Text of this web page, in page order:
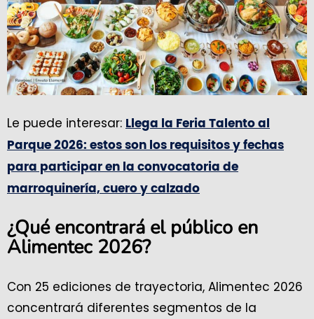
Le puede interesar: Llega la Feria Talento al
Parque 2026: estos son los requisitos y fechas
para participar en la convocatoria de
marroquinería, cuero y calzado
¿Qué encontrará el público en
Alimentec 2026?
Con 25 ediciones de trayectoria, Alimentec 2026
concentrará diferentes segmentos de la